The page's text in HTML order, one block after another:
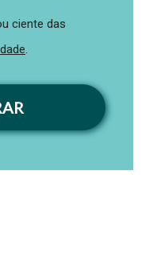
ciente das
.